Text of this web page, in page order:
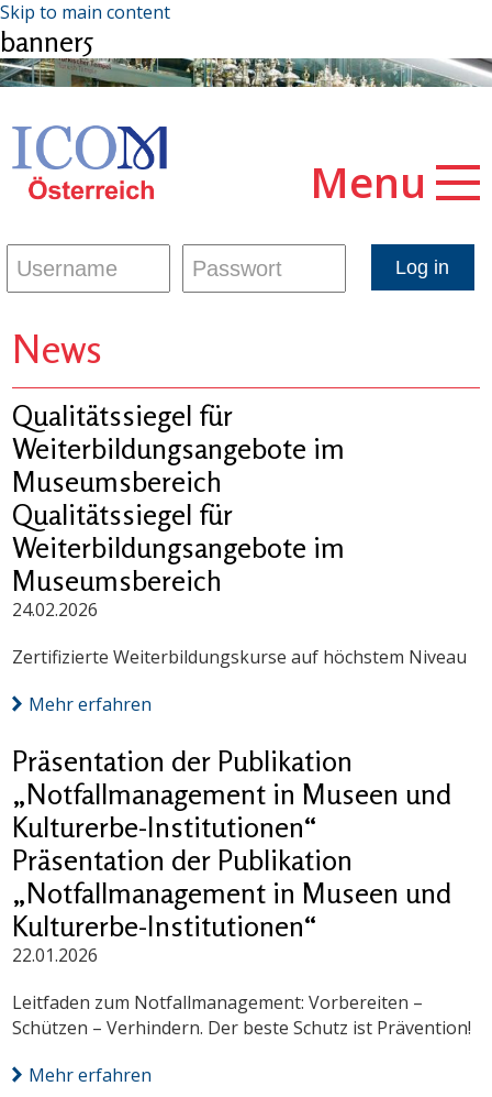
Skip to main content
banner5
Menu
News
Qualitätssiegel für
Weiterbildungsangebote im
Museumsbereich
Qualitätssiegel für
Weiterbildungsangebote im
Museumsbereich
24.02.2026
Zertifizierte Weiterbildungskurse auf höchstem Niveau
Mehr erfahren
Präsentation der Publikation
„Notfallmanagement in Museen und
Kulturerbe-Institutionen“
Präsentation der Publikation
„Notfallmanagement in Museen und
Kulturerbe-Institutionen“
22.01.2026
Leitfaden zum Notfallmanagement: Vorbereiten –
Schützen – Verhindern. Der beste Schutz ist Prävention!
Mehr erfahren